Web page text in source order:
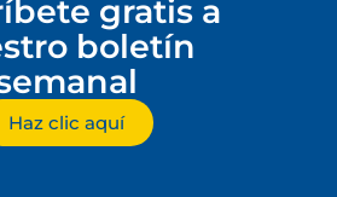
gratis a
boletín
Haz clic aquí